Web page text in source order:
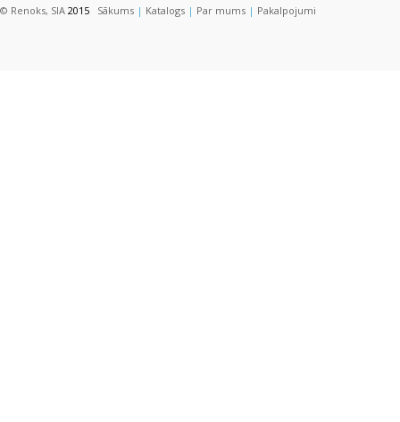
© Renoks, SIA 2015 Sākums | Katalogs | Par mums | Pakalpojumi